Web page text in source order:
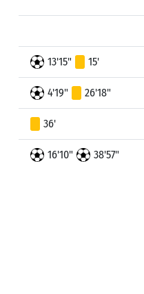
13'15" 15'
4'19" 26'18"
36'
16'10" 38'57"